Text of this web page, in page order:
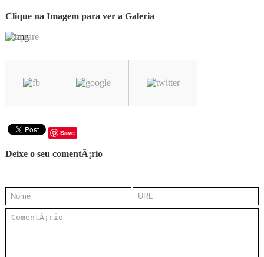
Clique na Imagem para ver a Galeria
Save
Deixe o seu comentÃ¡rio